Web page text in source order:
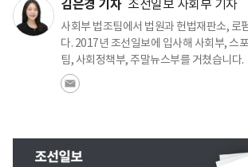
김은경 기자 조선일보 사회부 기자
사회부 법조팀에서 법원과 헌법재판소, 로
다. 2017년 조선일보에 입사해 사회부, 스
팀, 사회정책부, 주말뉴스부를 거쳤습니다.